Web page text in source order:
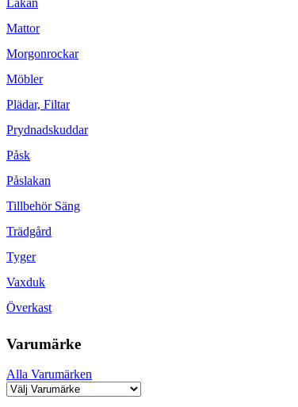
Lakan
Mattor
Morgonrockar
Möbler
Plädar, Filtar
Prydnadskuddar
Påsk
Påslakan
Tillbehör Säng
Trädgård
Tyger
Vaxduk
Överkast
Varumärke
Alla Varumärken